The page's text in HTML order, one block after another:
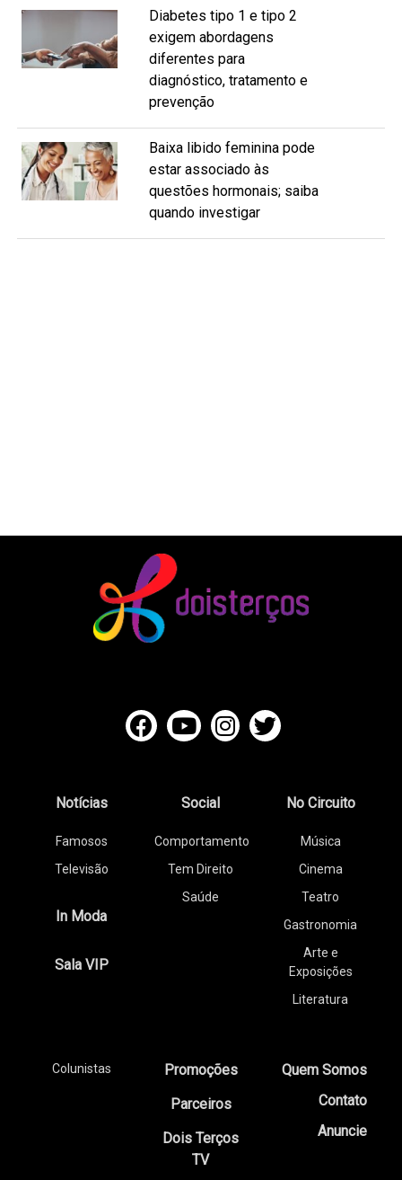
Diabetes tipo 1 e tipo 2
exigem abordagens
diferentes para
diagnóstico, tratamento e
prevenção
Baixa libido feminina pode
estar associado às
questões hormonais; saiba
quando investigar
Notícias
Famosos
Televisão
In Moda
Sala VIP
Social
Comportamento
Tem Direito
Saúde
No Circuito
Música
Cinema
Teatro
Gastronomia
Arte e
Exposições
Literatura
Colunistas
Promoções
Parceiros
Dois Terços
TV
Quem Somos
Contato
Anuncie